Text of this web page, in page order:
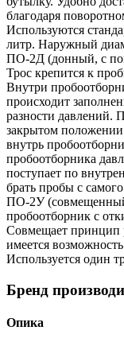
благодаря
Используются
литр. Наружный
ПО-2Д (донный, с
Трос крепится к
Внутри
происходит
разности давлений.
закрытом
внутрь
пробоотборника
поступает по
брать пробы с
ПО-2У
пробоотборник с
Совмещает
имеется
Используется один
Бренд
Опика